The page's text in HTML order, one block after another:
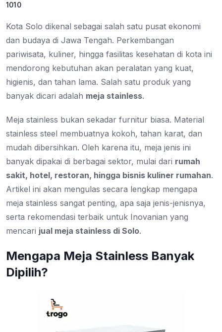
1010
Kota Solo dikenal sebagai salah satu pusat ekonomi
dan budaya di Jawa Tengah. Perkembangan
pariwisata, kuliner, hingga fasilitas kesehatan di kota ini
mendorong kebutuhan akan peralatan yang kuat,
higienis, dan tahan lama. Salah satu produk yang
banyak dicari adalah meja stainless.
Meja stainless bukan sekadar furnitur biasa. Material
stainless steel membuatnya kokoh, tahan karat, dan
mudah dibersihkan. Oleh karena itu, meja jenis ini
banyak dipakai di berbagai sektor, mulai dari rumah
sakit, hotel, restoran, hingga bisnis kuliner rumahan.
Artikel ini akan mengulas secara lengkap mengapa
meja stainless sangat penting, apa saja jenis-jenisnya,
serta rekomendasi terbaik untuk Inovanian yang
mencari jual meja stainless di Solo.
Mengapa Meja Stainless Banyak
Dipilih?